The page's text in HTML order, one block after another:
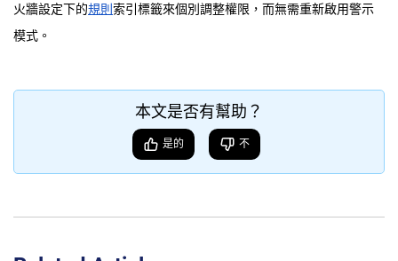
火牆設定下的規則 索引標籤來個別調整權限，而無需重新啟用警示
模式。
本文是否有幫助？
是的 不